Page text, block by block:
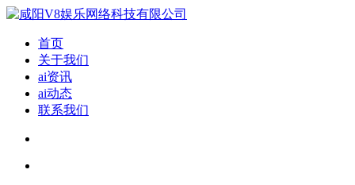
首页
关于我们
ai资讯
ai动态
联系我们